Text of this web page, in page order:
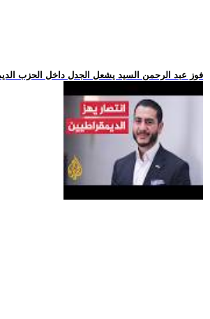
.. فوز عبد الرحمن السيد يشعل الجدل داخل الحزب